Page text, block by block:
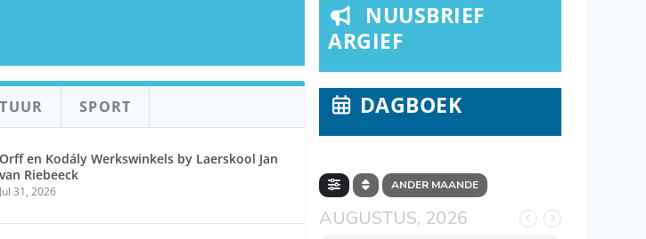
SPORT
Orff en Kodály Werkswinkels by Laerskool Jan
van Riebeeck
Jul 31, 2026
NUUSBRIEF
ARGIEF
DAGBOEK
ANDER MAANDE
AUGUSTUS, 2026